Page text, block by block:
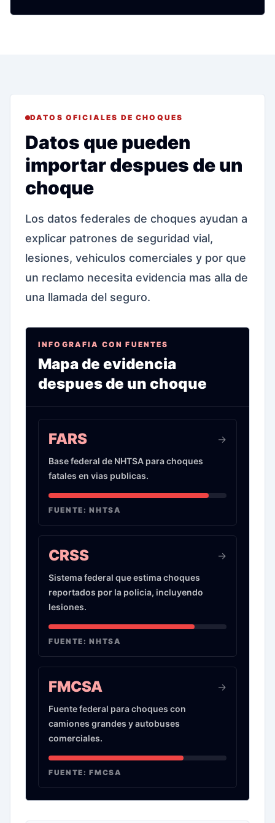
DATOS OFICIALES DE CHOQUES
Datos que pueden
importar despues de un
choque
Los datos federales de choques ayudan a
explicar patrones de seguridad vial,
lesiones, vehiculos comerciales y por que
un reclamo necesita evidencia mas alla de
una llamada del seguro.
INFOGRAFIA CON FUENTES
Mapa de evidencia
despues de un choque
FARS
Base federal de NHTSA para choques
fatales en vias publicas.
->
FUENTE:NHTSA
CRSS
Sistema federal que estima choques
reportados por la policia, incluyendo
lesiones.
->
FUENTE:NHTSA
FMCSA
Fuente federal para choques con
camiones grandes y autobuses
comerciales.
->
FUENTE:FMCSA